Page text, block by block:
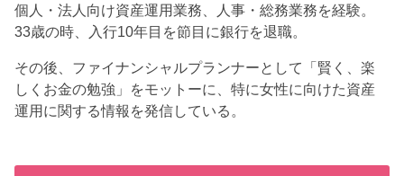
個人・法人向け資産運用業務、人事・総務業務を経験。
33歳の時、入行10年目を節目に銀行を退職。
その後、ファイナンシャルプランナーとして「賢く、楽
しくお金の勉強」をモットーに、特に女性に向けた資産
運用に関する情報を発信している。